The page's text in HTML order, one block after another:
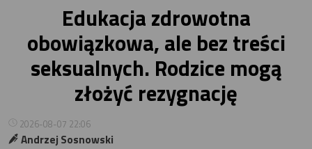
Edukacja zdrowotna
obowiązkowa, ale bez treści
seksualnych. Rodzice mogą
złożyć rezygnację
2026-08-07 22:06
Andrzej Sosnowski